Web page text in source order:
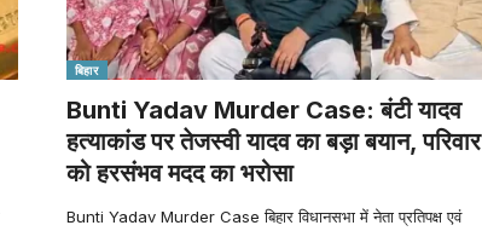
बिहार
Bunti Yadav Murder Case: बंटी यादव
हत्याकांड पर तेजस्वी यादव का बड़ा बयान, परिवार
को हरसंभव मदद का भरोसा
Bunti Yadav Murder Case बिहार विधानसभा में नेता प्रतिपक्ष एवं